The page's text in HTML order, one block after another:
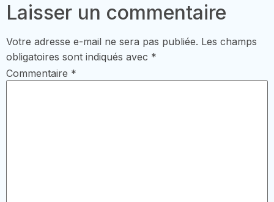
Laisser un commentaire
Votre adresse e-mail ne sera pas publiée. Les champs
obligatoires sont indiqués avec *
Commentaire *